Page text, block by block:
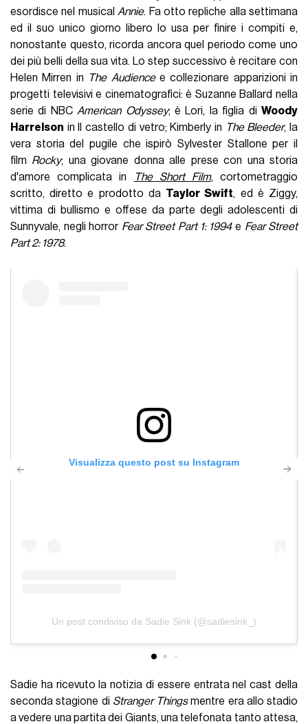
esordisce nel musicalAnnie. Fa otto repliche alla settimana
ed il suo unico giorno libero lo usa per finire i compiti e,
nonostante questo, ricorda ancora quel periodo come uno
dei più belli della sua vita. Lo step successivo è recitare con
Helen Mirren in
The Audiencee collezionare apparizioni in
progetti televisivi e cinematografici: è Suzanne Ballard nella
serie di NBCAmerican Odyssey; è Lori, la figlia di Woody
Harrelson in Il castello di vetro; Kimberly in The Bleeder, la
vera storia del pugile che ispirò Sylvester Stallone per il
film Rocky; una giovane donna alle prese con una storia
d'amore complicata in
The Short Film, cortometraggio
scritto, diretto e prodotto da Taylor Swift, ed è Ziggy,
vittima di bullismo e offese da parte degli adolescenti di
Sunnyvale, negli horror Fear Street Part 1: 1994e Fear Street
Part 2: 1978.
Visualizza questo post su Instagram
Un post condiviso da Sadie Sink (@sadiesink_)
Sadie ha ricevuto la notizia di essere entrata nel cast della
seconda stagione di Stranger Thingsmentre era allo stadio
a vedere una partita dei Giants, una telefonata tanto attesa,